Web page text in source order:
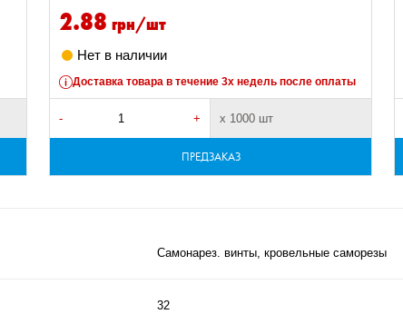
2.88 грн/шт
Нет в наличии
Доставка товара в течение 3х недель после оплаты
- + х 1000 шт
ПРЕДЗАКАЗ
Самонарез. винты, кровельные саморезы
32